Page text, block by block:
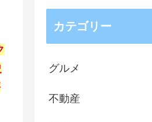
カテゴリー
グルメ
不動産